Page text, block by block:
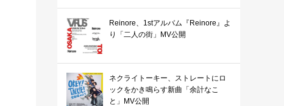
Reinore、1stアルバム『Reinore』よ
り「二人の街」MV公開
ネクライトーキー、ストレートにロ
ックをかき鳴らす新曲「余計なこ
と」MV公開